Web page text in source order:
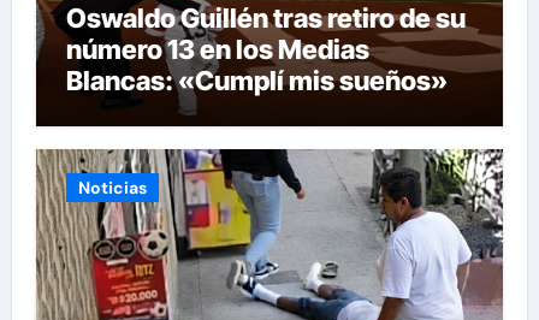
Oswaldo Guillén tras retiro de su
número 13 en los Medias
Blancas: «Cumplí mis sueños»
Noticias